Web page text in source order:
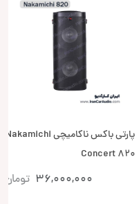
پارتی باکس ناکامیچی Nakamichi
Concert 820
36,000,000 تومان